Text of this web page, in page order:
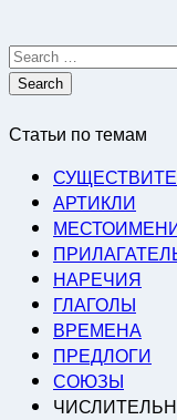
Search
for:
Статьи по темам
АРТИКЛИ
НАРЕЧИЯ
ГЛАГОЛЫ
ВРЕМЕНА
ПРЕДЛОГИ
СОЮЗЫ